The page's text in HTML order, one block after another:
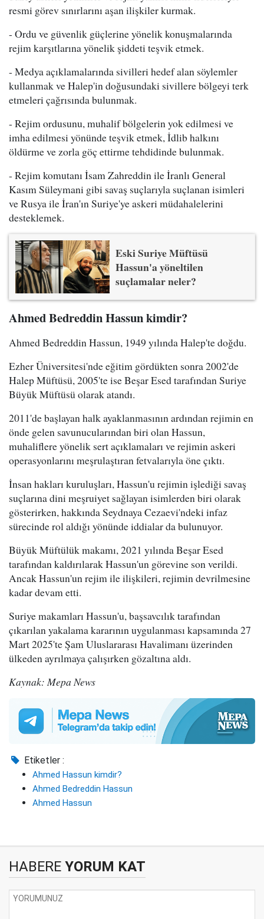
resmi görev sınırlarını aşan ilişkiler kurmak.
- Ordu ve güvenlik güçlerine yönelik konuşmalarında
rejim karşıtlarına yönelik şiddeti teşvik etmek.
- Medya açıklamalarında sivilleri hedef alan söylemler
kullanmak ve Halep'in doğusundaki sivillere bölgeyi terk
etmeleri çağrısında bulunmak.
- Rejim ordusunu, muhalif bölgelerin yok edilmesi ve
imha edilmesi yönünde teşvik etmek, İdlib halkını
öldürme ve zorla göç ettirme tehdidinde bulunmak.
- Rejim komutanı İsam Zahreddin ile İranlı General
Kasım Süleymani gibi savaş suçlarıyla suçlanan isimleri
ve Rusya ile İran'ın Suriye'ye askeri müdahalelerini
desteklemek.
Eski Suriye Müftüsü
Hassun'a yöneltilen
suçlamalar neler?
Ahmed Bedreddin Hassun kimdir?
Ahmed Bedreddin Hassun, 1949 yılında Halep'te doğdu.
Ezher Üniversitesi'nde eğitim gördükten sonra 2002'de
Halep Müftüsü, 2005'te ise Beşar Esed tarafından Suriye
Büyük Müftüsü olarak atandı.
2011'de başlayan halk ayaklanmasının ardından rejimin en
önde gelen savunucularından biri olan Hassun,
muhaliflere yönelik sert açıklamaları ve rejimin askeri
operasyonlarını meşrulaştıran fetvalarıyla öne çıktı.
İnsan hakları kuruluşları, Hassun'u rejimin işlediği savaş
suçlarına dini meşruiyet sağlayan isimlerden biri olarak
gösterirken, hakkında Seydnaya Cezaevi'ndeki infaz
sürecinde rol aldığı yönünde iddialar da bulunuyor.
Büyük Müftülük makamı, 2021 yılında Beşar Esed
tarafından kaldırılarak Hassun'un görevine son verildi.
Ancak Hassun'un rejim ile ilişkileri, rejimin devrilmesine
kadar devam etti.
Suriye makamları Hassun'u, başsavcılık tarafından
çıkarılan yakalama kararının uygulanması kapsamında 27
Mart 2025'te Şam Uluslararası Havalimanı üzerinden
ülkeden ayrılmaya çalışırken gözaltına aldı.
Kaynak: Mepa News
Etiketler :
Ahmed Hassun kimdir?
Ahmed Bedreddin Hassun
Ahmed Hassun
HABERE YORUM KAT